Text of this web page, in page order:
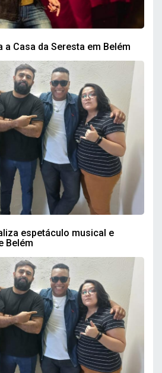
a Casa da Seresta em Belém
espetáculo musical e
Belém